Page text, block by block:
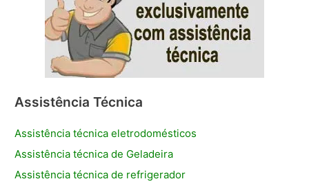
Assistência Técnica
Assistência técnica eletrodomésticos
Assistência técnica de Geladeira
Assistência técnica de refrigerador